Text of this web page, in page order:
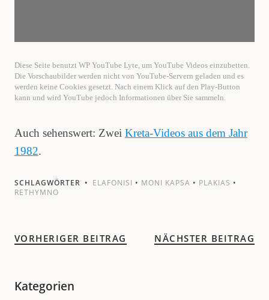
Diese Seite benutzt WP YouTube Lyte, um YouTube Videos einzubetten.
Die Vorschaubilder werden nicht von YouTube-Servern geladen und es
werden keine Cookies gesetzt. Nach einem Klick auf den Play-Button
kann und wird YouTube jedoch Informationen über Sie sammeln.
Auch sehenswert: Zwei Kreta-Videos aus dem Jahr
1982.
SCHLAGWÖRTER ELAFONISI • MONI KAPSA • PLAKIAS •
RETHYMNO
VORHERIGER BEITRAG NÄCHSTER BEITRAG
Kategorien